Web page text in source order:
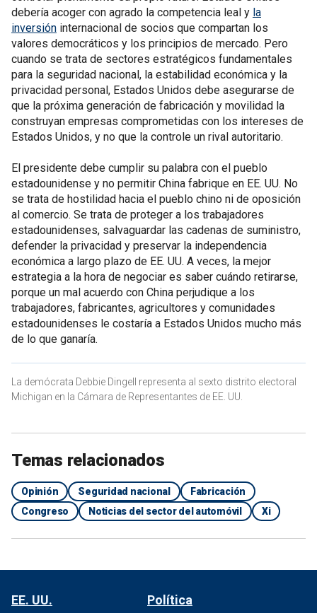
debería acoger con agrado la competencia leal y la
inversión internacional de socios que compartan los
valores democráticos y los principios de mercado. Pero
cuando se trata de sectores estratégicos fundamentales
para la seguridad nacional, la estabilidad económica y la
privacidad personal, Estados Unidos debe asegurarse de
que la próxima generación de fabricación y movilidad la
construyan empresas comprometidas con los intereses de
Estados Unidos, y no que la controle un rival autoritario.
El presidente debe cumplir su palabra con el pueblo
estadounidense y no permitir China fabrique en EE. UU. No
se trata de hostilidad hacia el pueblo chino ni de oposición
al comercio. Se trata de proteger a los trabajadores
estadounidenses, salvaguardar las cadenas de suministro,
defender la privacidad y preservar la independencia
económica a largo plazo de EE. UU. A veces, la mejor
estrategia a la hora de negociar es saber cuándo retirarse,
porque un mal acuerdo con China perjudique a los
trabajadores, fabricantes, agricultores y comunidades
estadounidenses le costaría a Estados Unidos mucho más
de lo que ganaría.
La demócrata Debbie Dingell representa al sexto distrito electoral
Michigan en la Cámara de Representantes de EE. UU.
Temas relacionados
Opinión Seguridad nacional
Fabricación
Congreso
Noticias del sector del automóvil Xi
EE. UU. Política